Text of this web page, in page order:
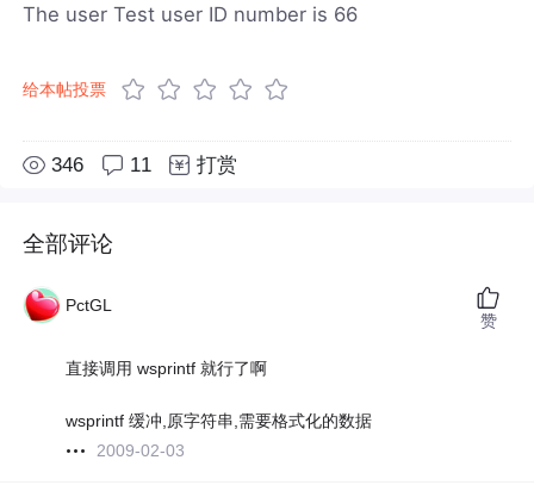
The user Test user ID number is 66
给本帖投票
346 11 打赏
全部评论
PctGL
直接调用 wsprintf 就行了啊
wsprintf 缓冲,原字符串,需要格式化的数据
2009-02-03
赞